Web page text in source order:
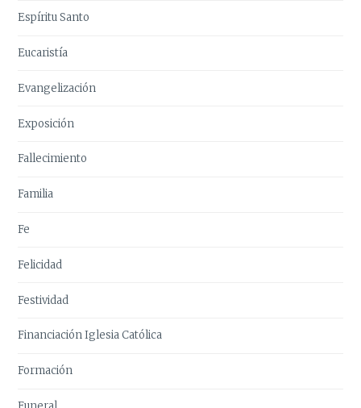
Espíritu Santo
Eucaristía
Evangelización
Exposición
Fallecimiento
Familia
Fe
Felicidad
Festividad
Financiación Iglesia Católica
Formación